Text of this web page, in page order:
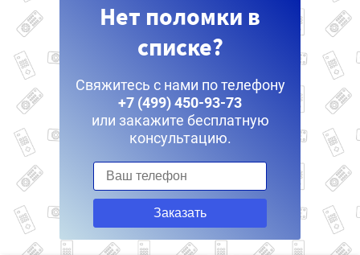
Нет поломки в
списке?
Свяжитесь с нами по телефону
+7 (499) 450-93-73
или закажите бесплатную
консультацию.
Заказать